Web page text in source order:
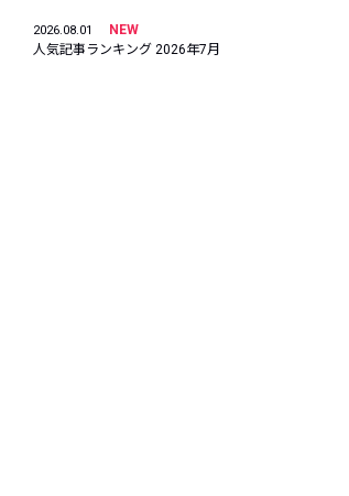
2026.08.01
NEW
人気記事ランキング 2026年7月